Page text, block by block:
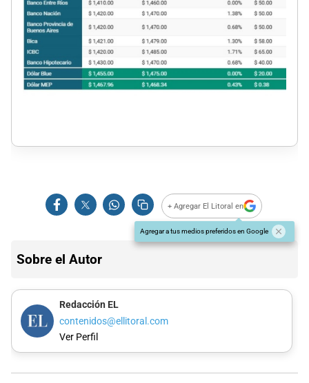
+ Agregar El Litoral en
Agregar a tus medios preferidos en Google
Sobre el Autor
Redacción EL
contenidos@ellitoral.com
Ver Perfil